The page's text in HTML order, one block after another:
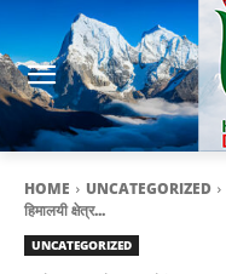
HOME UNCATEGORIZED
हिमालयी क्षेत्र...
UNCATEGORIZED